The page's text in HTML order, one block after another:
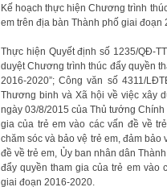
Kế hoạch thực hiện Chương trình
em trên địa bàn Thành phố giai đoạn
Thực hiện Quyết định số 1235/QĐ-
duyệt Chương trình thúc đẩy quyền
2016-2020”; Công văn số 4311/
Thương binh và Xã hội về việc xây
ngày 03/8/2015 của Thủ tướng
gia của trẻ em vào các vấn đề về
chăm sóc và bảo vệ trẻ em, đảm
đề về trẻ em, Ủy ban nhân dân
đẩy quyền tham gia của trẻ em vào
giai đoạn 2016-2020.